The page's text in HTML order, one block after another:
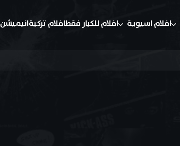
افلام اسيوية افلام للكبار فقطافلام تركيةانيميشن